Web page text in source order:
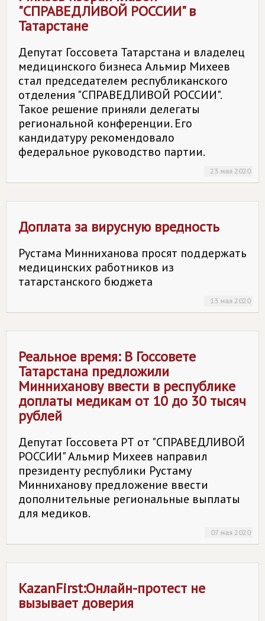
"СПРАВЕДЛИВОЙ РОССИИ" в
Татарстане
Депутат Госсовета Татарстана и владелец
медицинского бизнеса Альмир Михеев
стал председателем республиканского
отделения "СПРАВЕДЛИВОЙ РОССИИ".
Такое решение приняли делегаты
региональной конференции. Его
кандидатуру рекомендовало
федеральное руководство партии.
23 мая 2020
Доплата за вирусную вредность
Рустама Минниханова просят поддержать
медицинских работников из
татарстанского бюджета
13 мая 2020
Реальное время: В Госсовете
Татарстана предложили
Минниханову ввести в республике
доплаты медикам от 10 до 30 тысяч
рублей
Депутат Госсовета РТ от "СПРАВЕДЛИВОЙ
РОССИИ" Альмир Михеев направил
президенту республики Рустаму
Минниханову предложение ввести
дополнительные региональные выплаты
для медиков.
07 мая 2020
KazanFirst:Онлайн-протест не
вызывает доверия